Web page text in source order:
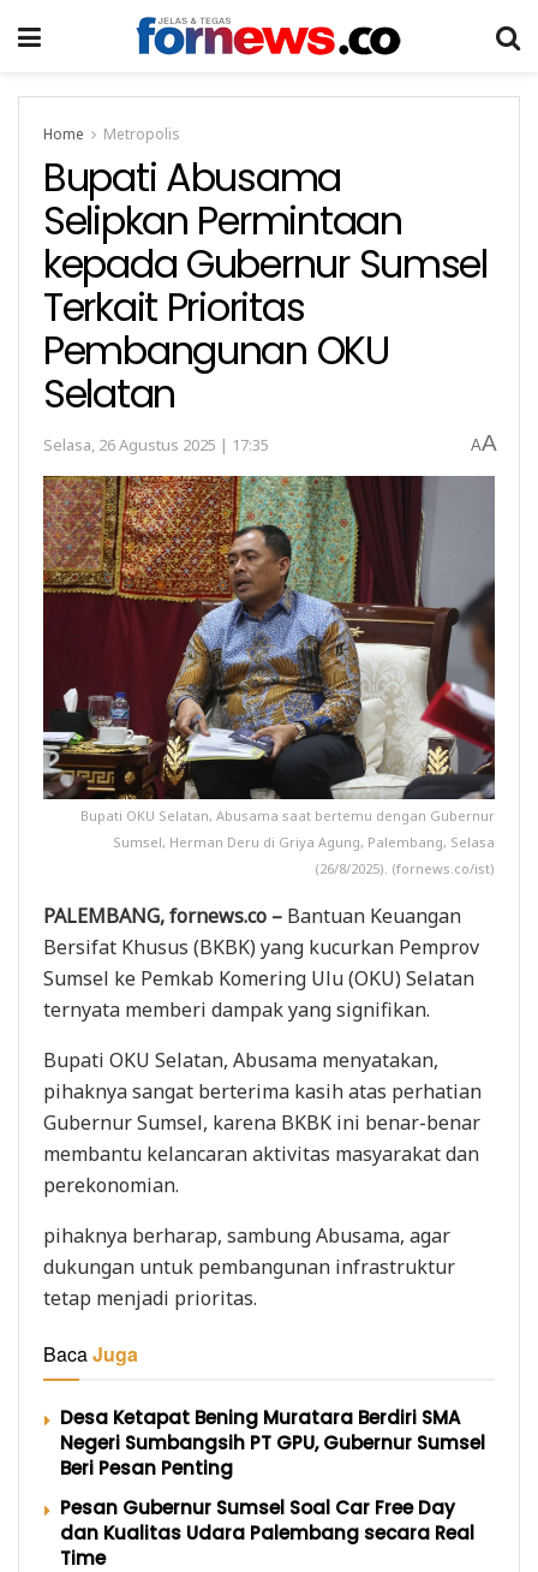
Home Metropolis
Bupati Abusama
Selipkan Permintaan
kepada Gubernur Sumsel
Terkait Prioritas
Pembangunan OKU
Selatan
Selasa, 26 Agustus 2025 | 17:35 AA
Bupati OKU Selatan, Abusama saat bertemu dengan Gubernur
Sumsel, Herman Deru di Griya Agung, Palembang, Selasa
(26/8/2025). (fornews.co/ist)
PALEMBANG, fornews.co – Bantuan Keuangan
Bersifat Khusus (BKBK) yang kucurkan Pemprov
Sumsel ke Pemkab Komering Ulu (OKU) Selatan
ternyata memberi dampak yang signifikan.
Bupati OKU Selatan, Abusama menyatakan,
pihaknya sangat berterima kasih atas perhatian
Gubernur Sumsel, karena BKBK ini benar-benar
membantu kelancaran aktivitas masyarakat dan
perekonomian.
pihaknya berharap, sambung Abusama, agar
dukungan untuk pembangunan infrastruktur
tetap menjadi prioritas.
BacaJuga
Desa Ketapat Bening Muratara Berdiri SMA
Negeri Sumbangsih PT GPU, Gubernur Sumsel
Beri Pesan Penting
Pesan Gubernur Sumsel Soal Car Free Day
dan Kualitas Udara Palembang secara Real
Time